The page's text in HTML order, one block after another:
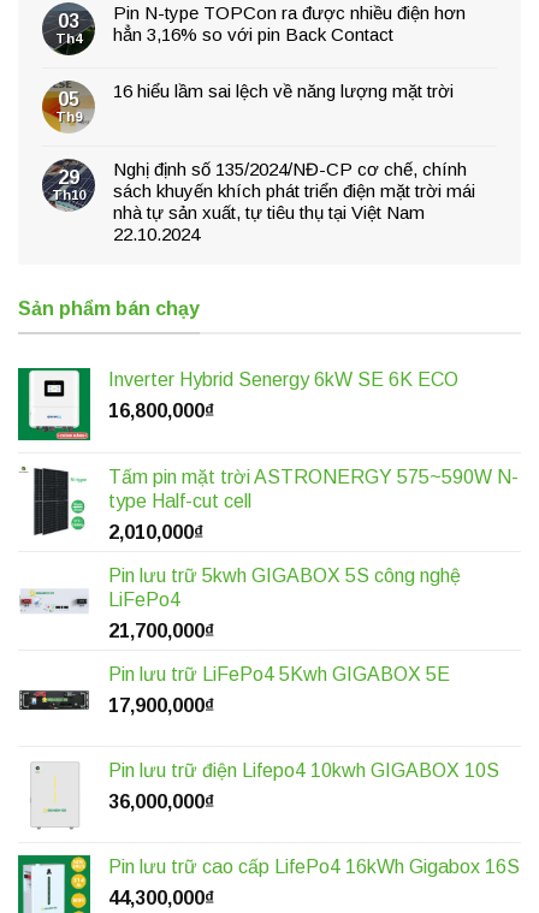
03
Th4
Pin N-type TOPCon ra được nhiều điện hơn
hẳn 3,16% so với pin Back Contact
05
Th9
16 hiểu lầm sai lệch về năng lượng mặt trời
29
Th10
Nghị định số 135/2024/NĐ-CP cơ chế, chính
sách khuyến khích phát triển điện mặt trời mái
nhà tự sản xuất, tự tiêu thụ tại Việt Nam
22.10.2024
Sản phẩm bán chạy
Inverter Hybrid Senergy 6kW SE 6K ECO
16,800,000₫
Tấm pin mặt trời ASTRONERGY 575~590W N-
type Half-cut cell
2,010,000₫
Pin lưu trữ 5kwh GIGABOX 5S công nghệ
LiFePo4
21,700,000₫
Pin lưu trữ LiFePo4 5Kwh GIGABOX 5E
17,900,000₫
Pin lưu trữ điện Lifepo4 10kwh GIGABOX 10S
36,000,000₫
Pin lưu trữ cao cấp LifePo4 16kWh Gigabox 16S
44,300,000₫